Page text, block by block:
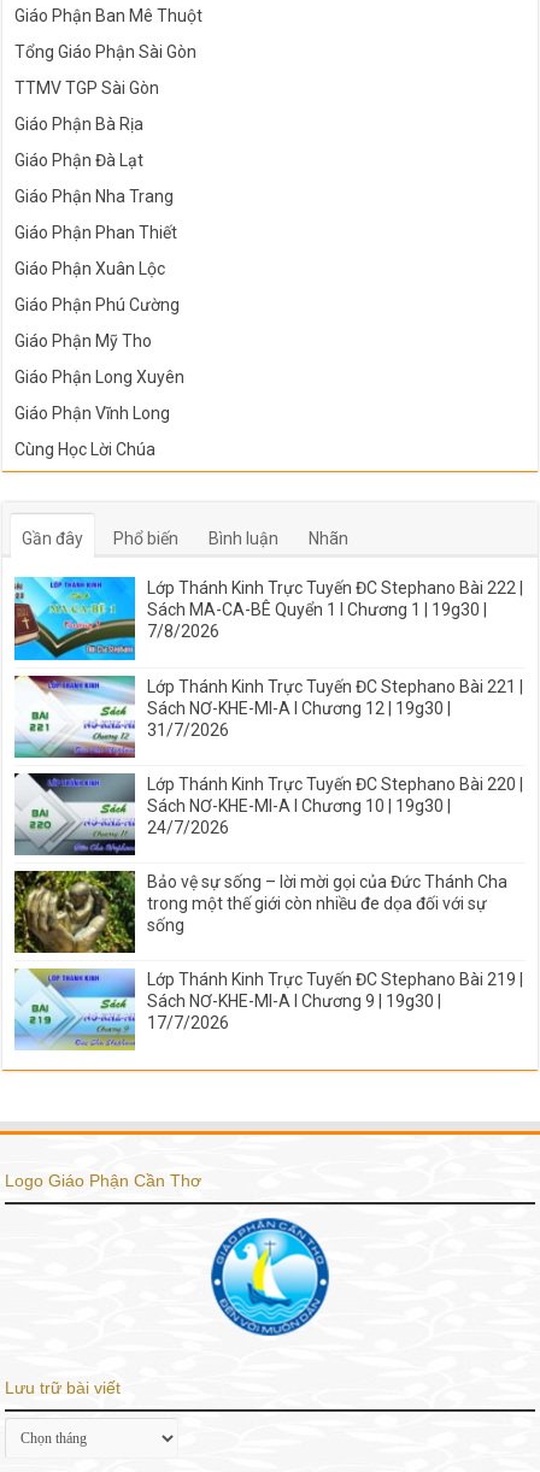
Giáo Phận Ban Mê Thuột
Tổng Giáo Phận Sài Gòn
TTMV TGP Sài Gòn
Giáo Phận Bà Rịa
Giáo Phận Đà Lạt
Giáo Phận Nha Trang
Giáo Phận Phan Thiết
Giáo Phận Xuân Lộc
Giáo Phận Phú Cường
Giáo Phận Mỹ Tho
Giáo Phận Long Xuyên
Giáo Phận Vĩnh Long
Cùng Học Lời Chúa
Gần đây Phổ biến Bình luận Nhãn
Lớp Thánh Kinh Trực Tuyến ĐC Stephano Bài 222 |
Sách MA-CA-BÊ Quyển 1 I Chương 1 | 19g30 |
7/8/2026
Lớp Thánh Kinh Trực Tuyến ĐC Stephano Bài 221 |
Sách NƠ-KHE-MI-A I Chương 12 | 19g30 |
31/7/2026
Lớp Thánh Kinh Trực Tuyến ĐC Stephano Bài 220 |
Sách NƠ-KHE-MI-A I Chương 10 | 19g30 |
24/7/2026
Bảo vệ sự sống – lời mời gọi của Đức Thánh Cha
trong một thế giới còn nhiều đe dọa đối với sự
sống
Lớp Thánh Kinh Trực Tuyến ĐC Stephano Bài 219 |
Sách NƠ-KHE-MI-A I Chương 9 | 19g30 |
17/7/2026
Logo Giáo Phận Cần Thơ
Lưu trữ bài viết
Lưu
trữ